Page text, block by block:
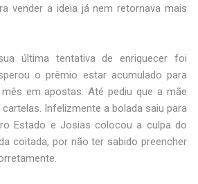
vender a ideia já nem retornava mais
última tentativa de enriquecer foi
o prêmio estar acumulado para
em apostas. Até pediu que a mãe
Infelizmente a bolada saiu para
Estado e Josias colocou a culpa do
coitada, por não ter sabido preencher